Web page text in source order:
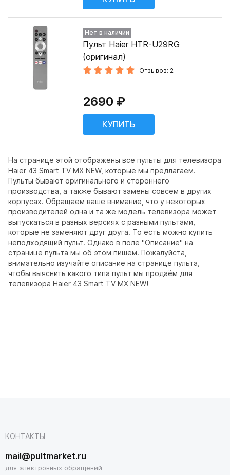
На странице этой отображены все пульты для телевизора
Haier 43 Smart TV MX NEW, которые мы предлагаем.
Пульты бывают оригинального и стороннего
производства, а также бывают замены совсем в других
корпусах. Обращаем ваше внимание, что у некоторых
производителей одна и та же модель телевизора может
выпускаться в разных версиях с разными пультами,
которые не заменяют друг друга. То есть можно купить
неподходящий пульт. Однако в поле "Описание" на
странице пульта мы об этом пишем. Пожалуйста,
внимательно изучайте описание на странице пульта,
чтобы выяснить какого типа пульт мы продаём для
телевизора Haier 43 Smart TV MX NEW!
Нет в наличии
Пульт Haier HTR-U29RG
(оригинал)
Отзывов: 2
2690 ₽
КОНТАКТЫ
mail@pultmarket.ru
для электронных обращений